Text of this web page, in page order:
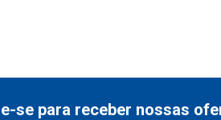
se para receber nossas